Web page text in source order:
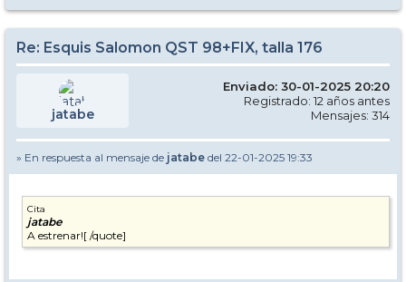
Re: Esquis Salomon QST 98+FIX, talla 176
jatabe
Enviado: 30-01-2025 20:20
Registrado: 12 años antes
Mensajes: 314
» En respuesta al mensaje de jatabe del 22-01-2025 19:33
Cita
jatabe
A estrenar![ /quote]